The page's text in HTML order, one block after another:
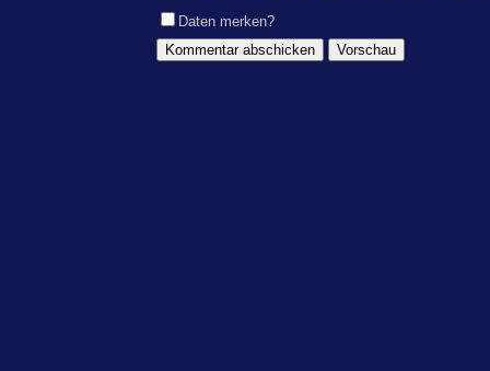
Daten merken?